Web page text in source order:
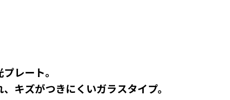
レート。
キズがつきにくいガラスタイプ。